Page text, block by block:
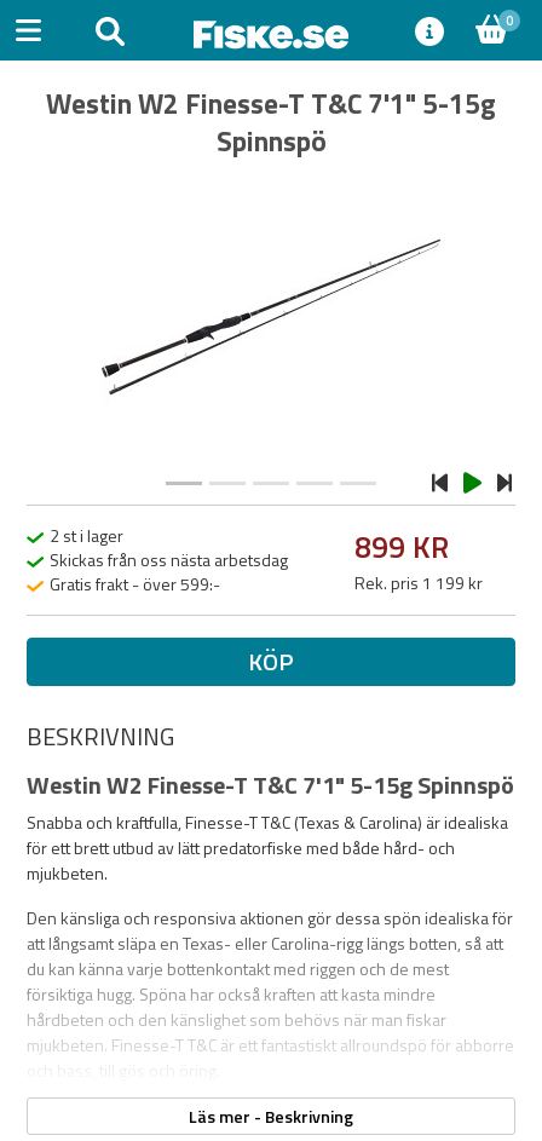
0
Westin W2 Finesse-T T&C 7'1" 5-15g
Spinnspö
2 st i lager
Skickas från oss nästa arbetsdag
Gratis frakt - över 599:-
899 KR
Rek. pris 1 199 kr
KÖP
BESKRIVNING
Westin W2 Finesse-T T&C 7'1" 5-15g Spinnspö
Snabba och kraftfulla, Finesse-T T&C (Texas & Carolina) är idealiska
för ett brett utbud av lätt predatorfiske med både hård- och
mjukbeten.
Den känsliga och responsiva aktionen gör dessa spön idealiska för
att långsamt släpa en Texas- eller Carolina-rigg längs botten, så att
du kan känna varje bottenkontakt med riggen och de mest
försiktiga hugg. Spöna har också kraften att kasta mindre
hårdbeten och den känslighet som behövs när man fiskar
mjukbeten. Finesse-T T&C är ett fantastiskt allroundspö för abborre
Läs mer - Beskrivning